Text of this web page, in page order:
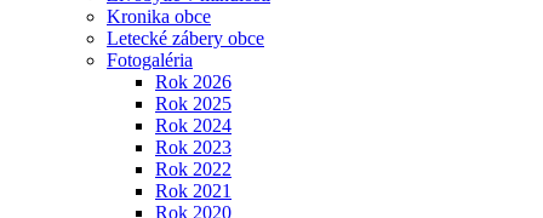
Kronika obce
Letecké zábery obce
Fotogaléria
Rok 2026
Rok 2025
Rok 2024
Rok 2023
Rok 2022
Rok 2021
Rok 2020